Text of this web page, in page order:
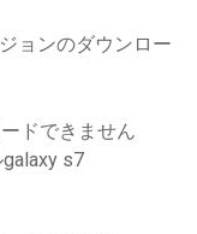
ョンのダウンロー
ドできません
s7